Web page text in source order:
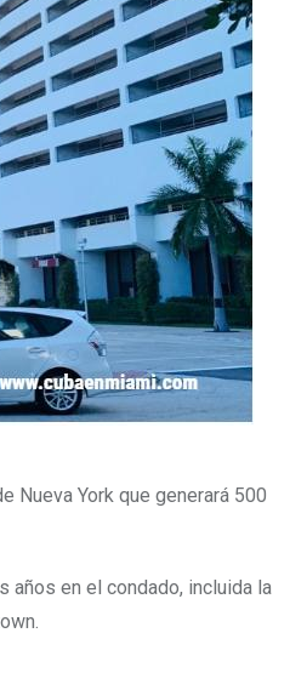
Nueva York que generará 500
años en el condado, incluida la